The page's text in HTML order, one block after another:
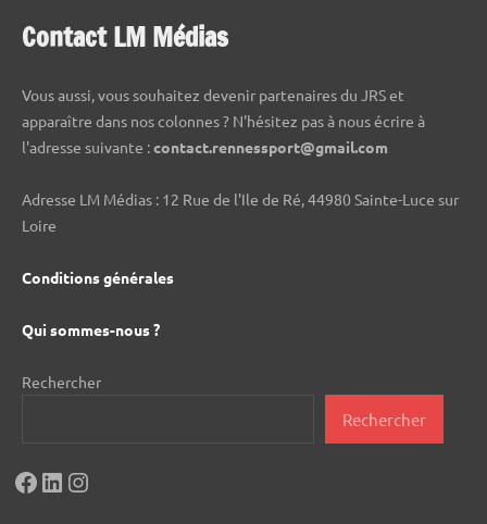
Contact LM Médias
Vous aussi, vous souhaitez devenir partenaires du JRS et
apparaître dans nos colonnes ? N'hésitez pas à nous écrire à
l'adresse suivante :contact.rennessport@gmail.com
Adresse LM Médias : 12 Rue de l'Ile de Ré, 44980 Sainte-Luce sur
Loire
Conditions générales
Qui sommes-nous ?
Rechercher
Rechercher
Facebook
LinkedIn
Instagram